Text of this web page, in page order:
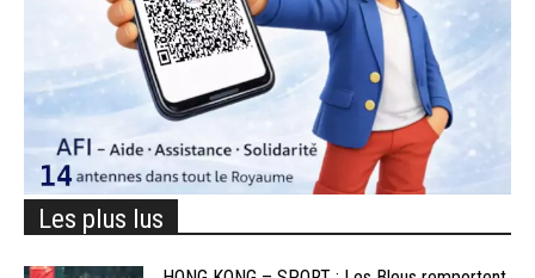
Les plus lus